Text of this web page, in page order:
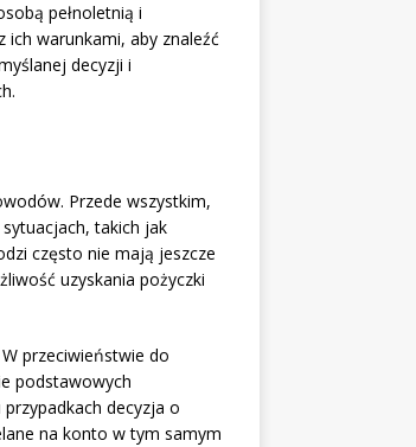
pełnoletnią i
warunkami, aby znaleźć
decyzji i
Przede wszystkim,
takich jak
często nie mają jeszcze
uzyskania pożyczki
przeciwieństwie do
podstawowych
decyzja o
na konto w tym samym